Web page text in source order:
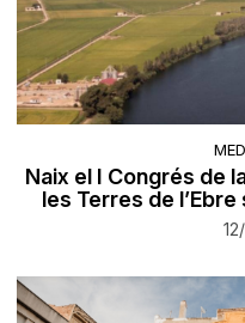
Naix el I Congrés de
les Terres de